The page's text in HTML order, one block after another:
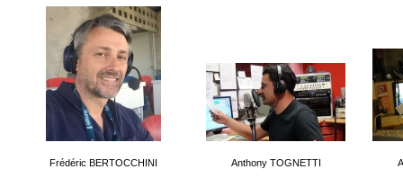
Frédéric BERTOCCHINI Anthony TOGNETTI